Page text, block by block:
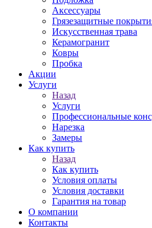
Аксессуары
Грязезащитные
Искусственная трава
Керамогранит
Ковры
Пробка
Акции
Услуги
Назад
Услуги
Профессиональные
Нарезка
Замеры
Как купить
Назад
Как купить
Условия оплаты
Условия доставки
Гарантия на товар
О компании
Контакты